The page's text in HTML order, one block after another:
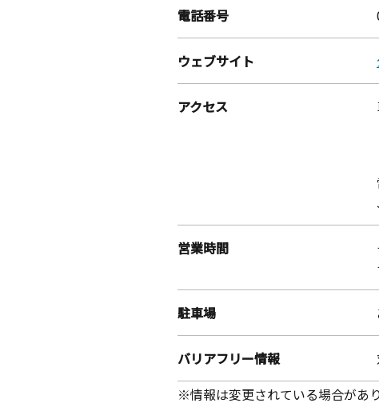
電話番号
ウェブサイト
アクセス
営業時間
駐車場
バリアフリー情報
※情報は変更されている場合があ